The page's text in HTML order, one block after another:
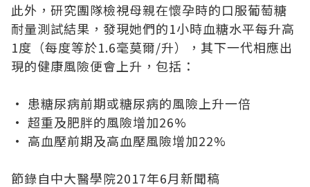
此外，研究團隊檢視母親在懷孕時的口服葡萄糖
耐量測試結果，發現她們的1小時血糖水平每升高
1度（每度等於1.6毫莫爾/升），其下一代相應出
現的健康風險便會上升，包括：
• 患糖尿病前期或糖尿病的風險上升一倍
• 超重及肥胖的風險增加26%
• 高血壓前期及高血壓風險增加22%
節錄自中大醫學院2017年6月新聞稿